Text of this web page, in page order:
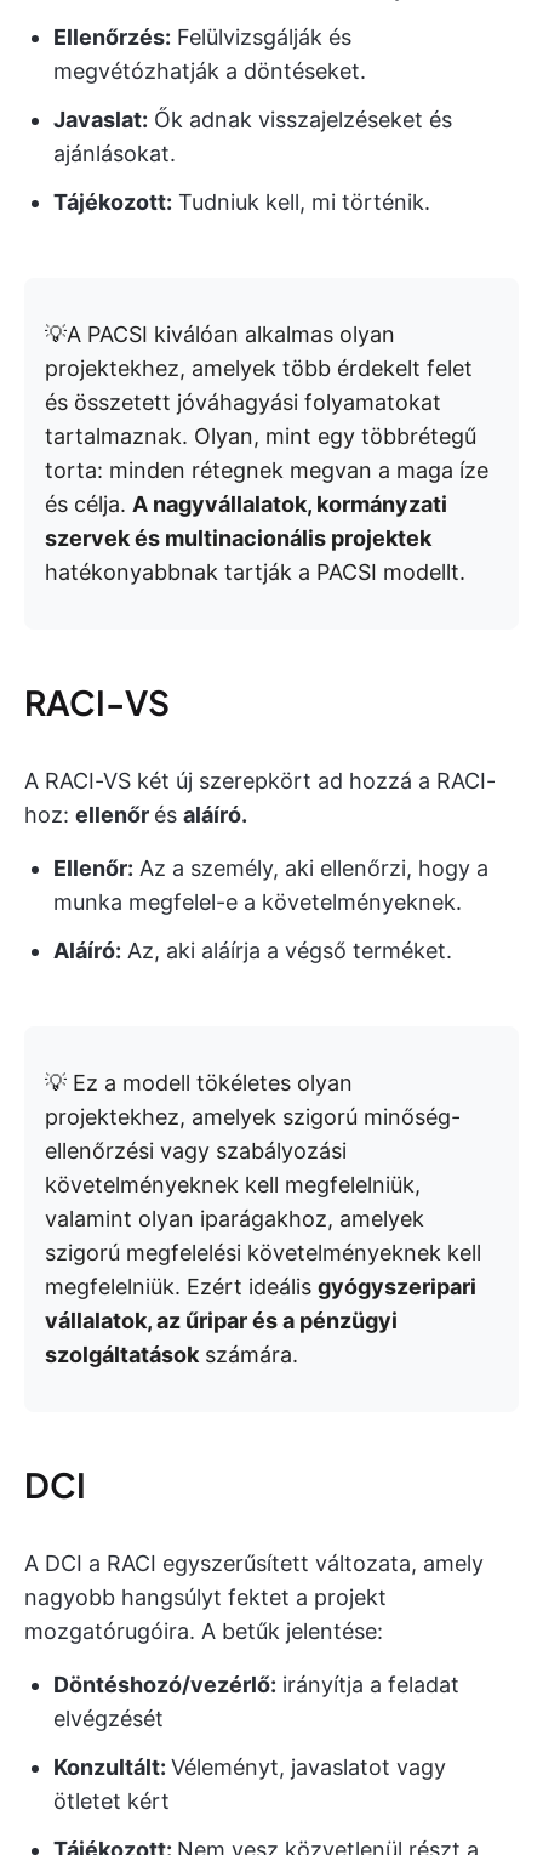
Ellenőrzés: Felülvizsgálják és
megvétózhatják a döntéseket.
Javaslat: Ők adnak visszajelzéseket és
ajánlásokat.
Tájékozott: Tudniuk kell, mi történik.
💡A PACSI kiválóan alkalmas olyan
projektekhez, amelyek több érdekelt felet
és összetett jóváhagyási folyamatokat
tartalmaznak. Olyan, mint egy többrétegű
torta: minden rétegnek megvan a maga íze
és célja. A nagyvállalatok, kormányzati
szervek és multinacionális projektek
hatékonyabbnak tartják a PACSI modellt.
RACI-VS
A RACI-VS két új szerepkört ad hozzá a RACI-
hoz: ellenőr és aláíró.
Ellenőr: Az a személy, aki ellenőrzi, hogy a
munka megfelel-e a követelményeknek.
Aláíró: Az, aki aláírja a végső terméket.
💡 Ez a modell tökéletes olyan
projektekhez, amelyek szigorú minőség-
ellenőrzési vagy szabályozási
követelményeknek kell megfelelniük,
valamint olyan iparágakhoz, amelyek
szigorú megfelelési követelményeknek kell
megfelelniük. Ezért ideális gyógyszeripari
vállalatok, az űripar és a pénzügyi
szolgáltatásokszámára.
DCI
A DCI a RACI egyszerűsített változata, amely
nagyobb hangsúlyt fektet a projekt
mozgatórugóira. A betűk jelentése:
Döntéshozó/vezérlő: irányítja a feladat
elvégzését
Konzultált: Véleményt, javaslatot vagy
ötletet kért